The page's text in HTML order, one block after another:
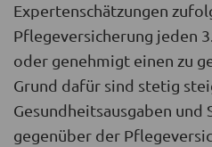
Expertenschätzungen
Pflegeversicherung jeden
oder genehmigt einen zu
Grund dafür sind stetig
Gesundheitsausgaben und
gegenüber der